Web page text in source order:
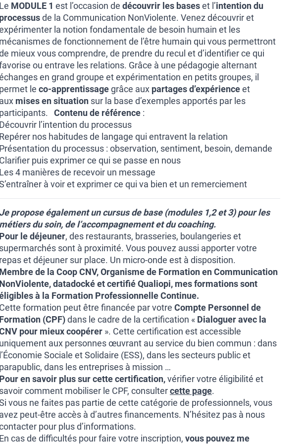
Le MODULE 1 est l’occasion de découvrir les baseset l’intention du
processusde la Communication NonViolente. Venez découvrir et
la notion fondamentale de besoin humain et les
mécanismes de fonctionnement de l’être humain qui vous permettront
mieux vous comprendre, de prendre du recul et d’identifier ce qui
ou entrave les relations. Grâce à une pédagogie alternant
en grand groupe et expérimentation en petits groupes, il
permet le co-apprentissagegrâce aux partages d’expérienceet
aux mises en situation sur la base d’exemples apportés par les
participants. Contenu de référence :
Découvrir l’intention du processus
Repérer nos habitudes de langage qui entravent la relation
Présentation du processus : observation, sentiment, besoin, demande
Clarifier puis exprimer ce qui se passe en nous
Les 4 manières de recevoir un message
à voir et exprimer ce qui va bien et un remerciement
Je propose également un cursus de base (modules 1,2 et 3) pour les
métiers du soin, de l’accompagnement et du coaching.
Pour le déjeuner, des restaurants, brasseries, boulangeries et
supermarchés sont à proximité. Vous pouvez aussi apporter votre
repas et déjeuner sur place. Un micro-onde est à disposition.
Membre de la Coop CNV, Organisme de Formation en Communication
NonViolente, datadocké et certifié Qualiopi, mes formations sont
à la Formation Professionnelle Continue.
Cette formation peut être financée par votre Compte Personnel de
Formation (CPF)dans le cadre de la certification « Dialoguer avec la
pour mieux coopérer ». Cette certification est accessible
uniquement aux personnes œuvrant au service du bien commun : dans
l’Économie Sociale et Solidaire (ESS), dans les secteurs public et
parapublic, dans les entreprises à mission …
Pour en savoir plus sur cette certification,vérifier votre éligibilité et
savoir comment mobiliser le CPF, consultercette page.
vous ne faites pas partie de cette catégorie de professionnels, vous
avez peut-être accès à d’autres financements. N’hésitez pas à nous
pour plus d’informations.
En cas de difficultés pour faire votre inscription, vous pouvez me